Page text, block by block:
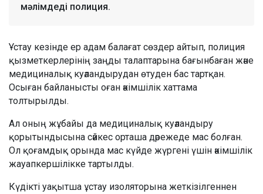
мәлімдеді полиция.
Ұстау кезінде ер адам балағат сөздер айтып, полиция
қызметкерлерінің заңды талаптарына бағынбаған және
медициналық куәландырудан өтуден бас тартқан.
Осыған байланысты оған әкімшілік хаттама
толтырылды.
Ал оның жұбайы да медициналық куәландыру
қорытындысына сәйкес орташа дәрежеде мас болған.
Ол қоғамдық орында мас күйде жүргені үшін әкімшілік
жауапкершілікке тартылды.
Күдікті уақытша ұстау изоляторына жеткізілгеннен